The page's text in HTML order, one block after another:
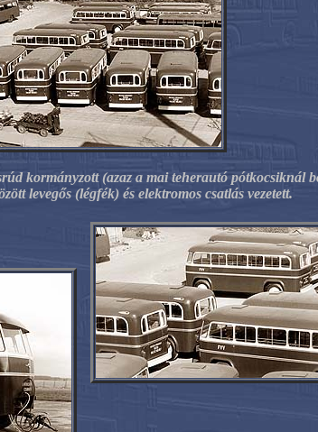
kormányzott (azaz a mai teherautó pótkocsiknál
levegős (légfék) és elektromos csatlás vezetett.